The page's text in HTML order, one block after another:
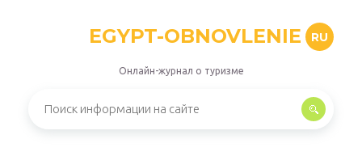
EGYPT-OBNOVLENIE RU
Онлайн-журнал о туризме